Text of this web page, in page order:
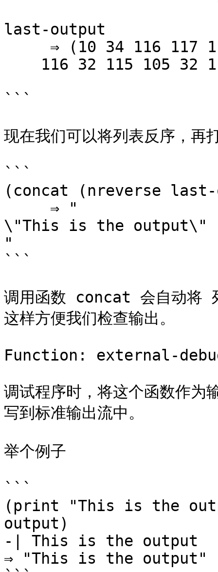
last-output
```
现在我们可以将列表反序，再
```
(concat (nreverse
\"This is the output\"
"
```
调用函数 concat 会自动
这样方便我们检查输出。
Function: external-
调试程序时，将这个函数作为
写到标准输出流中。
举个例子
```
(print "This is the
output)
-| This is the output
⇒ "This is the output"